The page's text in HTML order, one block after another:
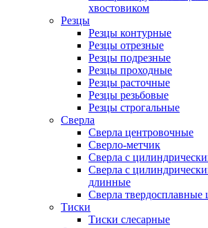
хвостовиком
Резцы
Резцы контурные
Резцы отрезные
Резцы подрезные
Резцы проходные
Резцы расточные
Резцы резьбовые
Резцы строгальные
Сверла
Сверла центровочные
Сверло-метчик
Сверла с
Сверла с
длинные
Сверла твердосплавные
Тиски
Тиски слесарные